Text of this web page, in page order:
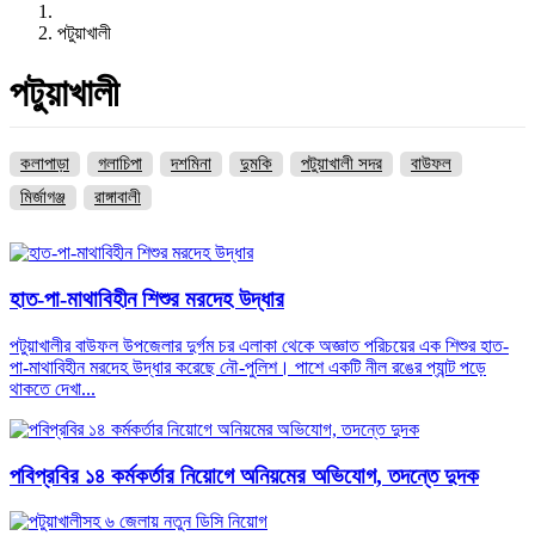
পটুয়াখালী
পটুয়াখালী
কলাপাড়া গলাচিপা দশমিনা দুমকি পটুয়াখালী সদর
বাউফল
মির্জাগঞ্জ
রাঙ্গাবালী
হাত-পা-মাথাবিহীন শিশুর মরদেহ উদ্ধার
পটুয়াখালীর বাউফল উপজেলার দুর্গম চর এলাকা থেকে অজ্ঞাত পরিচয়ের এক শিশুর হাত-
পা-মাথাবিহীন মরদেহ উদ্ধার করেছে নৌ-পুলিশ। পাশে একটি নীল রঙের প্যান্ট পড়ে
থাকতে দেখা...
পবিপ্রবির ১৪ কর্মকর্তার নিয়োগে অনিয়মের অভিযোগ, তদন্তে দুদক